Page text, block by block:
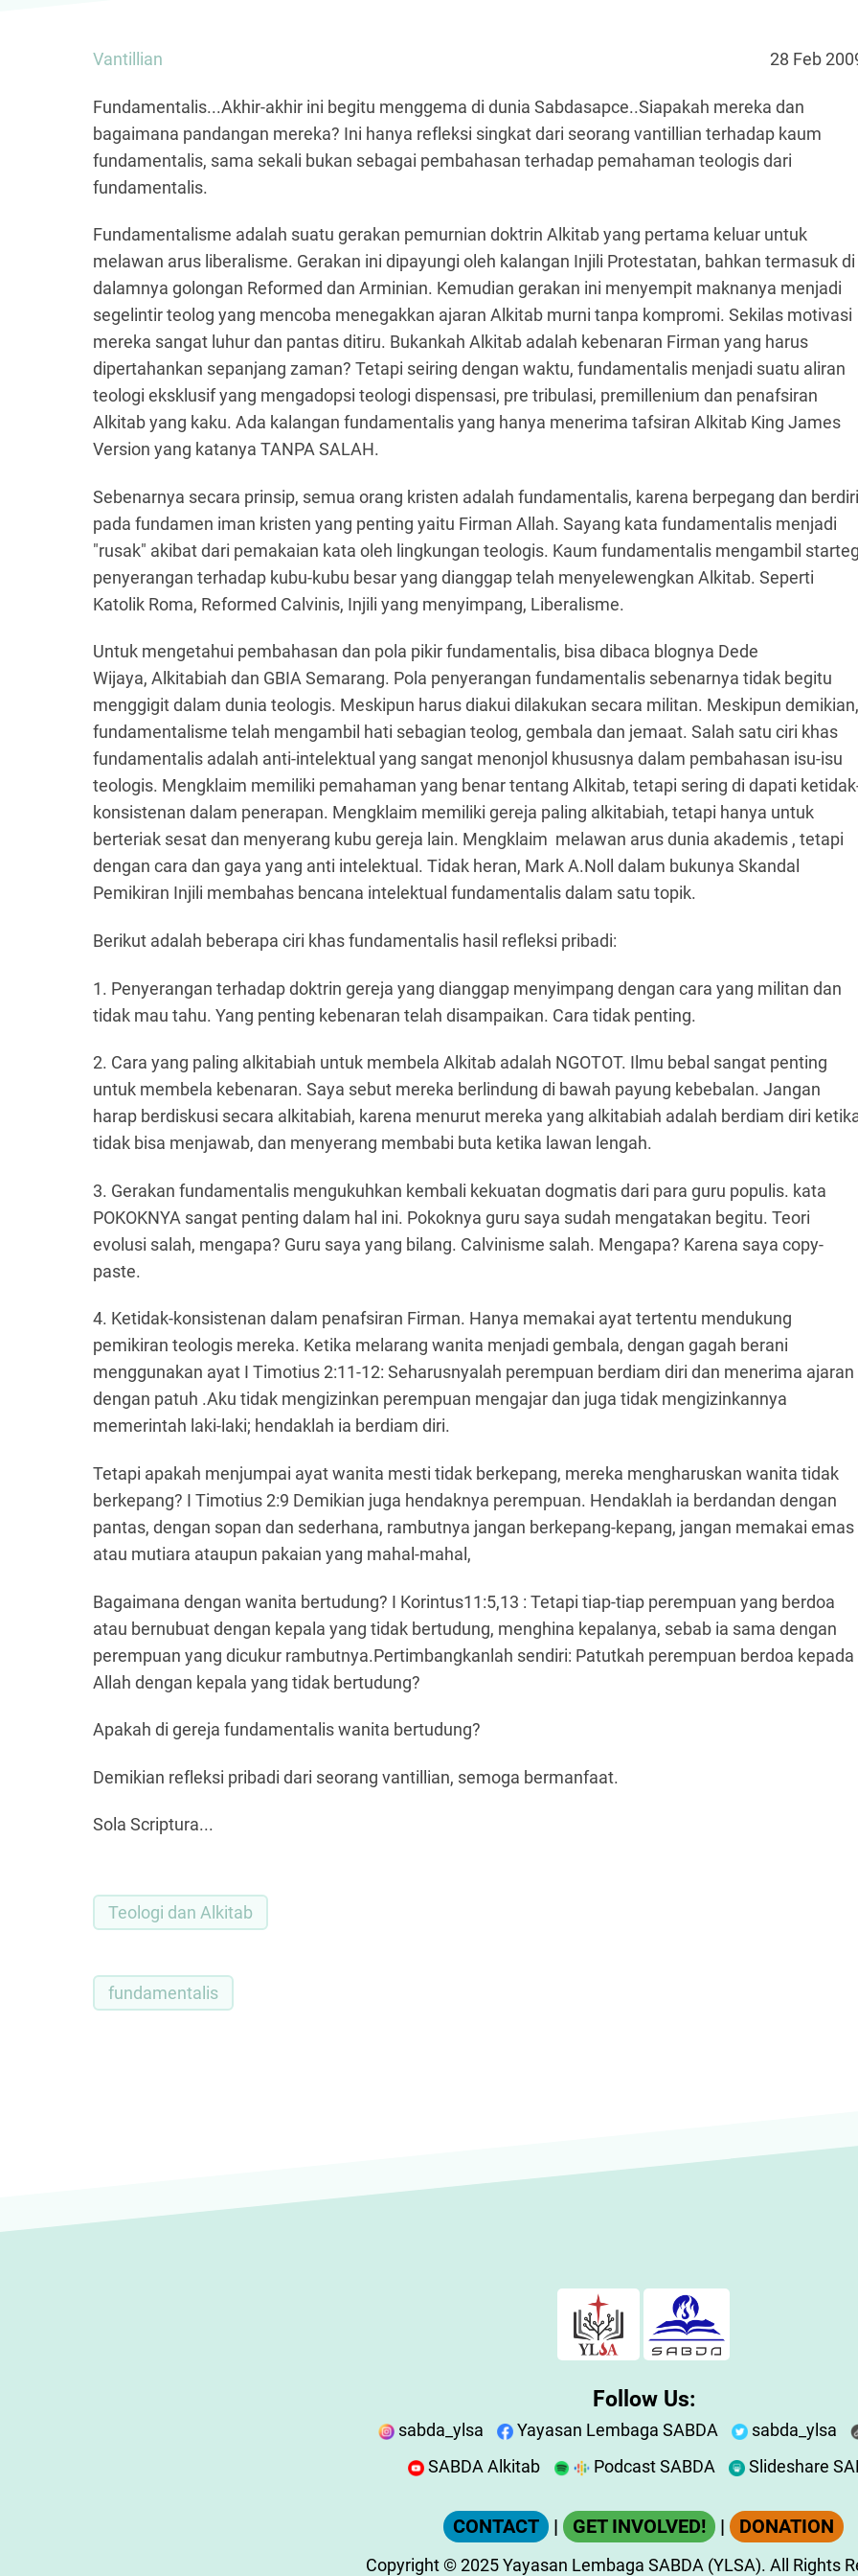
Vantillian 28 Feb
Fundamentalis...Akhir-akhir ini begitu menggema di dunia Sabdasapce..Siapakah mereka dan
bagaimana pandangan mereka? Ini hanya refleksi singkat dari seorang vantillian terhadap kaum
fundamentalis, sama sekali bukan sebagai pembahasan terhadap pemahaman teologis dari
fundamentalis.
Fundamentalisme adalah suatu gerakan pemurnian doktrin Alkitab yang pertama keluar untuk
melawan arus liberalisme. Gerakan ini dipayungi oleh kalangan Injili Protestatan, bahkan termasuk di
dalamnya golongan Reformed dan Arminian. Kemudian gerakan ini menyempit maknanya menjadi
segelintir teolog yang mencoba menegakkan ajaran Alkitab murni tanpa kompromi. Sekilas motivasi
mereka sangat luhur dan pantas ditiru. Bukankah Alkitab adalah kebenaran Firman yang harus
dipertahankan sepanjang zaman? Tetapi seiring dengan waktu, fundamentalis menjadi suatu aliran
teologi eksklusif yang mengadopsi teologi dispensasi, pre tribulasi, premillenium dan penafsiran
Alkitab yang kaku. Ada kalangan fundamentalis yang hanya menerima tafsiran Alkitab King James
Version yang katanya TANPA SALAH.
Sebenarnya secara prinsip, semua orang kristen adalah fundamentalis, karena berpegang dan berdiri
pada fundamen iman kristen yang penting yaitu Firman Allah. Sayang kata fundamentalis menjadi
"rusak" akibat dari pemakaian kata oleh lingkungan teologis. Kaum fundamentalis mengambil
penyerangan terhadap kubu-kubu besar yang dianggap telah menyelewengkan Alkitab. Seperti
Katolik Roma, Reformed Calvinis, Injili yang menyimpang, Liberalisme.
Untuk mengetahui pembahasan dan pola pikir fundamentalis, bisa dibaca blognya Dede
Wijaya, Alkitabiah dan GBIA Semarang. Pola penyerangan fundamentalis sebenarnya tidak begitu
menggigit dalam dunia teologis. Meskipun harus diakui dilakukan secara militan. Meskipun demikian,
fundamentalisme telah mengambil hati sebagian teolog, gembala dan jemaat. Salah satu ciri khas
fundamentalis adalah anti-intelektual yang sangat menonjol khususnya dalam pembahasan isu-isu
teologis. Mengklaim memiliki pemahaman yang benar tentang Alkitab, tetapi sering di dapati
konsistenan dalam penerapan. Mengklaim memiliki gereja paling alkitabiah, tetapi hanya untuk
berteriak sesat dan menyerang kubu gereja lain. Mengklaim melawan arus dunia akademis , tetapi
dengan cara dan gaya yang anti intelektual. Tidak heran, Mark A.Noll dalam bukunya Skandal
Pemikiran Injili membahas bencana intelektual fundamentalis dalam satu topik.
Berikut adalah beberapa ciri khas fundamentalis hasil refleksi pribadi:
1. Penyerangan terhadap doktrin gereja yang dianggap menyimpang dengan cara yang militan dan
tidak mau tahu. Yang penting kebenaran telah disampaikan. Cara tidak penting.
2. Cara yang paling alkitabiah untuk membela Alkitab adalah NGOTOT. Ilmu bebal sangat penting
untuk membela kebenaran. Saya sebut mereka berlindung di bawah payung kebebalan. Jangan
harap berdiskusi secara alkitabiah, karena menurut mereka yang alkitabiah adalah berdiam diri
tidak bisa menjawab, dan menyerang membabi buta ketika lawan lengah.
3. Gerakan fundamentalis mengukuhkan kembali kekuatan dogmatis dari para guru populis. kata
POKOKNYA sangat penting dalam hal ini. Pokoknya guru saya sudah mengatakan begitu. Teori
evolusi salah, mengapa? Guru saya yang bilang. Calvinisme salah. Mengapa? Karena saya copy-
paste.
4. Ketidak-konsistenan dalam penafsiran Firman. Hanya memakai ayat tertentu mendukung
pemikiran teologis mereka. Ketika melarang wanita menjadi gembala, dengan gagah berani
menggunakan ayat I Timotius 2:11-12: Seharusnyalah perempuan berdiam diri dan menerima ajaran
dengan patuh .Aku tidak mengizinkan perempuan mengajar dan juga tidak mengizinkannya
memerintah laki-laki; hendaklah ia berdiam diri.
Tetapi apakah menjumpai ayat wanita mesti tidak berkepang, mereka mengharuskan wanita tidak
berkepang? I Timotius 2:9 Demikian juga hendaknya perempuan. Hendaklah ia berdandan dengan
pantas, dengan sopan dan sederhana, rambutnya jangan berkepang-kepang, jangan memakai emas
atau mutiara ataupun pakaian yang mahal-mahal,
Bagaimana dengan wanita bertudung? I Korintus11:5,13 : Tetapi tiap-tiap perempuan yang berdoa
atau bernubuat dengan kepala yang tidak bertudung, menghina kepalanya, sebab ia sama dengan
perempuan yang dicukur rambutnya.Pertimbangkanlah sendiri: Patutkah perempuan berdoa kepada
Allah dengan kepala yang tidak bertudung?
Apakah di gereja fundamentalis wanita bertudung?
Demikian refleksi pribadi dari seorang vantillian, semoga bermanfaat.
Sola Scriptura...
Teologi dan Alkitab
fundamentalis
Follow Us:
sabda_ylsa Yayasan Lembaga SABDA
sabda_ylsa
SABDA Alkitab
Podcast SABDA Slideshare
CONTACT | GET INVOLVED! | DONATION
Copyright© 2025Yayasan Lembaga SABDA (YLSA). All Rights